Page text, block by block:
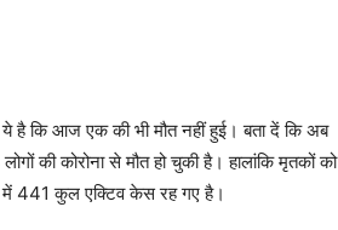
है कि आज एक की भी मौत नहीं हुई। बता दें कि अब
की कोरोना से मौत हो चुकी है। हालांकि मृतकों को
में 441 कुल एक्टिव केस रह गए है।